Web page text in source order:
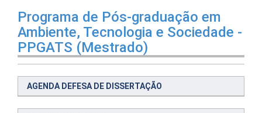
Programa de Pós-graduação em
Ambiente, Tecnologia e Sociedade -
PPGATS (Mestrado)
AGENDA DEFESA DE DISSERTAÇÃO